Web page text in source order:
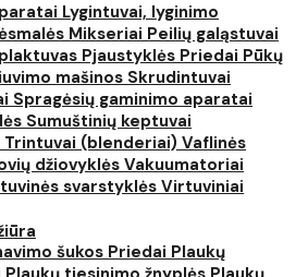
Lygintuvai, lyginimo
Mikseriai Peilių galąstuvai
Pjaustyklės Priedai Pūkų
mašinos Skrudintuvai
Spragėsių gaminimo aparatai
Sumuštinių keptuvai
Trintuvai (blenderiai) Vaflinės
džiovyklės Vakuumatoriai
svarstyklės Virtuviniai
šukos Priedai Plaukų